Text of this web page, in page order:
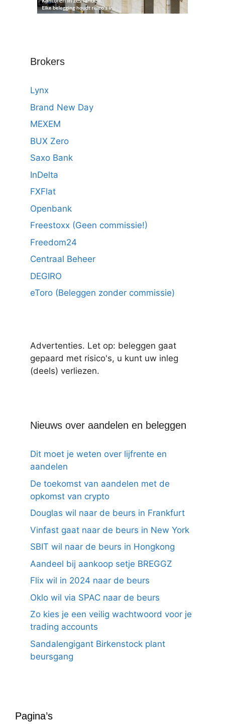
Brokers
Lynx
Brand New Day
MEXEM
BUX Zero
Saxo Bank
InDelta
FXFlat
Openbank
Freestoxx (Geen commissie!)
Freedom24
Centraal Beheer
DEGIRO
eToro (Beleggen zonder commissie)
Advertenties. Let op: beleggen gaat
gepaard met risico's, u kunt uw inleg
(deels) verliezen.
Nieuws over aandelen en beleggen
Dit moet je weten over lijfrente en
aandelen
De toekomst van aandelen met de
opkomst van crypto
Douglas wil naar de beurs in Frankfurt
Vinfast gaat naar de beurs in New York
SBIT wil naar de beurs in Hongkong
Aandeel bij aankoop setje BREGGZ
Flix wil in 2024 naar de beurs
Oklo wil via SPAC naar de beurs
Zo kies je een veilig wachtwoord voor je
trading accounts
Sandalengigant Birkenstock plant
beursgang
Pagina’s